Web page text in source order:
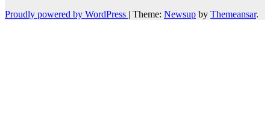
Proudly powered by WordPress | Theme: Newsup by Themeansar.